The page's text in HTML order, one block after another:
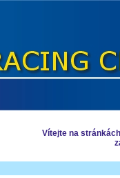
Vítejte na